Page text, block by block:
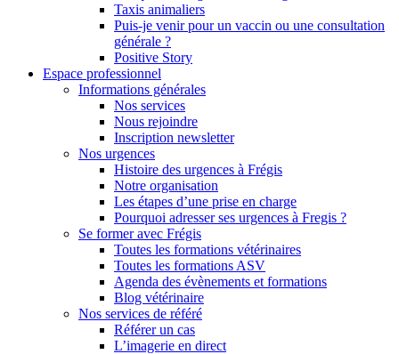
Taxis animaliers
Puis-je venir pour un vaccin ou une consultation
générale ?
Positive Story
Espace professionnel
Informations générales
Nos services
Nous rejoindre
Inscription newsletter
Nos urgences
Histoire des urgences à Frégis
Notre organisation
Les étapes d’une prise en charge
Pourquoi adresser ses urgences à Fregis ?
Se former avec Frégis
Toutes les formations vétérinaires
Toutes les formations ASV
Agenda des évènements et formations
Blog vétérinaire
Nos services de référé
Référer un cas
L’imagerie en direct